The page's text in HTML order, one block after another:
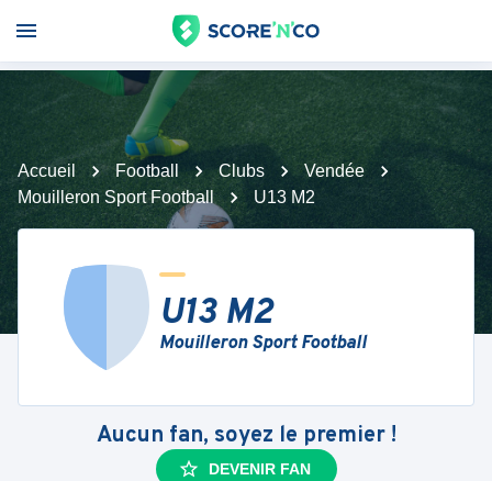
Accueil Football Clubs
Vendée
Mouilleron Sport Football
U13 M2
U13 M2
Mouilleron Sport Football
Aucun fan, soyez le premier !
DEVENIR FAN